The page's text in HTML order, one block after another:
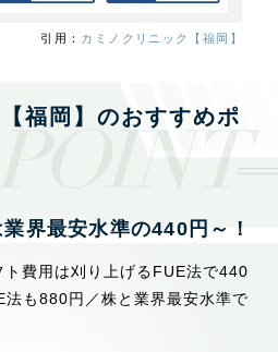
引用： カミノクリニック【福岡】
福岡】のおすすめポ
界最安水準の440円～！
費用は刈り上げるFUE法で440
も880円／株と業界最安水準で